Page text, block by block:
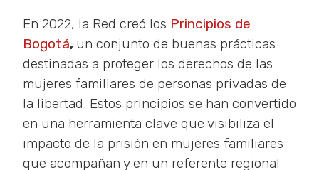
En 2022, la Red creó los Principios de
Bogotá, un conjunto de buenas prácticas
destinadas a proteger los derechos de las
mujeres familiares de personas privadas de
la libertad. Estos principios se han convertido
en una herramienta clave que visibiliza el
impacto de la prisión en mujeres familiares
que acompañan y en un referente regional